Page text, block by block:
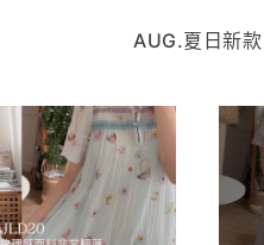
AUG.夏日新款